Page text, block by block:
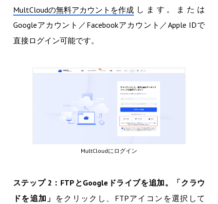
MultCloudの無料アカウントを作成します。または
Googleアカウント／Facebookアカウント／Apple IDで
直接ログイン可能です。
MultCloudにログイン
ステップ 2：FTPとGoogleドライブを追加。「クラウ
ドを追加」 をクリックし、FTPアイコンを選択して